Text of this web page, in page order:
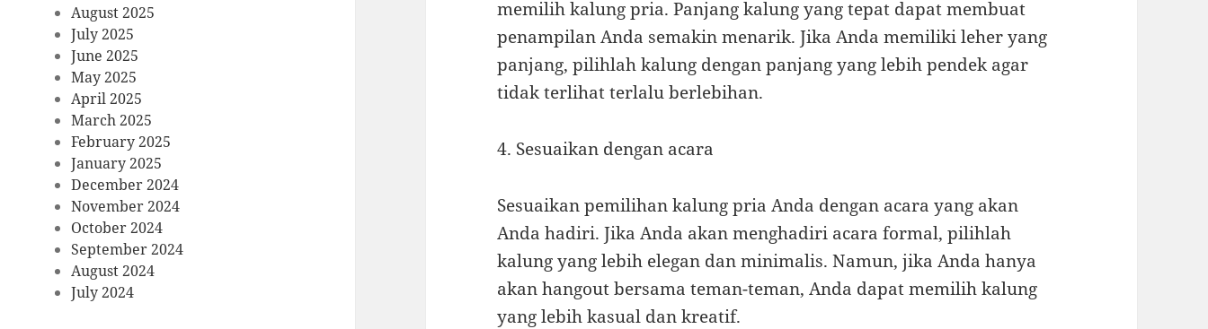
August 2025
July 2025
June 2025
May 2025
April 2025
March 2025
February 2025
January 2025
December 2024
November 2024
October 2024
September 2024
August 2024
July 2024
memilih kalung pria. Panjang kalung yang tepat dapat membuat
penampilan Anda semakin menarik. Jika Anda memiliki leher yang
panjang, pilihlah kalung dengan panjang yang lebih pendek agar
tidak terlihat terlalu berlebihan.
4. Sesuaikan dengan acara
Sesuaikan pemilihan kalung pria Anda dengan acara yang akan
Anda hadiri. Jika Anda akan menghadiri acara formal, pilihlah
kalung yang lebih elegan dan minimalis. Namun, jika Anda hanya
akan hangout bersama teman-teman, Anda dapat memilih kalung
yang lebih kasual dan kreatif.